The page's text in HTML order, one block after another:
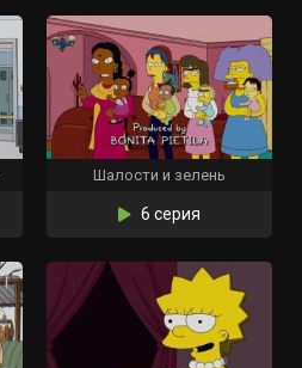
Шалости и зелень
6 серия